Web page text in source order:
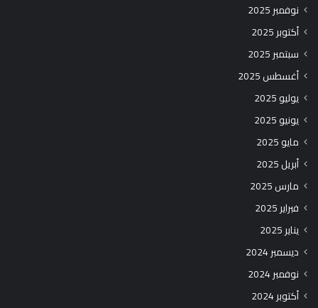
نوفمبر 2025
أكتوبر 2025
سبتمبر 2025
أغسطس 2025
يوليو 2025
يونيو 2025
مايو 2025
أبريل 2025
مارس 2025
فبراير 2025
يناير 2025
ديسمبر 2024
نوفمبر 2024
أكتوبر 2024